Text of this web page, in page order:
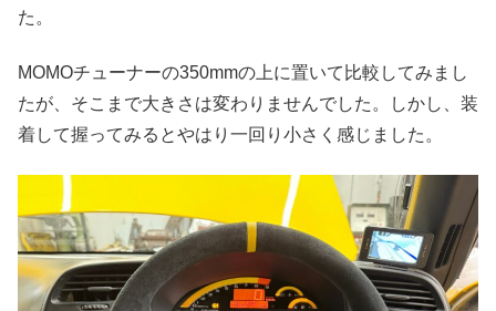
た。
MOMOチューナーの350mmの上に置いて比較してみまし
たが、そこまで大きさは変わりませんでした。しかし、装
着して握ってみるとやはり一回り小さく感じました。